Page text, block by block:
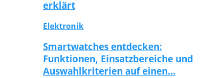
erklärt
Elektronik
Smartwatches entdecken:
Funktionen, Einsatzbereiche und
Auswahlkriterien auf einen…